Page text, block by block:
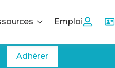
Emploi
Adhérer